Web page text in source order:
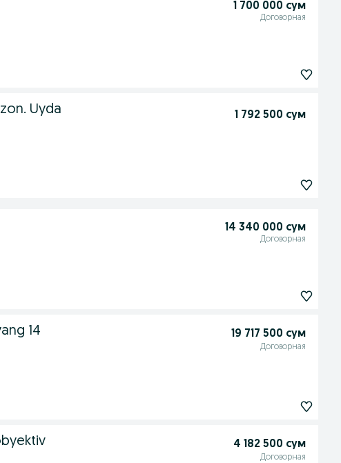
1 700 000 сум
Договорная
Uyda
1 792 500 сум
14 340 000 сум
Договорная
14
19 717 500 сум
Договорная
4 182 500 сум
Договорная